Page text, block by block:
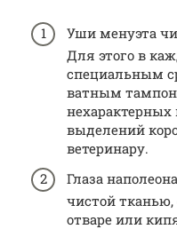
Уши менуэта
Для этого в
специальным
ватным
выделений
ветеринару.
Глаза
чистой
отваре или